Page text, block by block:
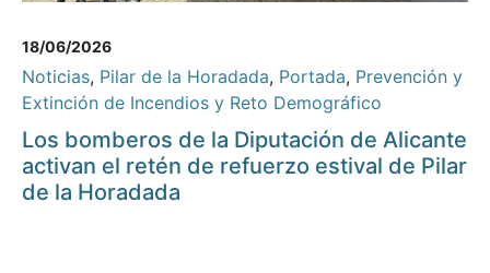
18/06/2026
Noticias, Pilar de la Horadada, Portada, Prevención y
Extinción de Incendios y Reto Demográfico
Los bomberos de la Diputación de Alicante
activan el retén de refuerzo estival de Pilar
de la Horadada